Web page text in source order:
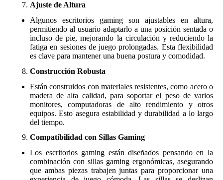
Ajuste de Altura
Algunos escritorios gaming son ajustables en altura,
permitiendo al usuario adaptarlo a una posición sentada o
incluso de pie, mejorando la circulación y reduciendo la
fatiga en sesiones de juego prolongadas. Esta flexibilidad
es clave para mantener una buena postura y comodidad.
Construcción Robusta
Están construidos con materiales resistentes, como acero o
madera de alta calidad, para soportar el peso de varios
monitores, computadoras de alto rendimiento y otros
equipos. Esto asegura estabilidad y durabilidad a lo largo
del tiempo.
Compatibilidad con Sillas Gaming
Los escritorios gaming están diseñados pensando en la
combinación con sillas gaming ergonómicas, asegurando
que ambas piezas trabajen juntas para proporcionar una